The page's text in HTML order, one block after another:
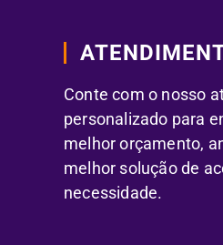
Conte com o nosso
personalizado para
melhor orçamento,
melhor solução de
necessidade.